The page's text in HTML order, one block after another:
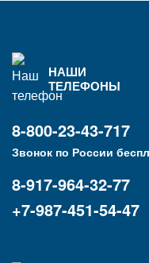
НАШИ
ТЕЛЕФОНЫ
8-800-23-43-717
Звонок по России
8-917-964-32-77
+7-987-451-54-47